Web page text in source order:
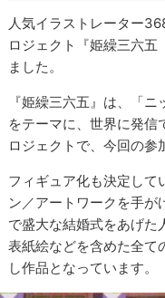
人気イラストレーター
ロジェクト『姫繰三六
ました。
『姫繰三六五』は、「
をテーマに、世界に発
ロジェクトで、今回の参
フィギュア化も決定して
ン／アートワークを手が
で盛大な結婚式をあげた
表紙絵などを含めた全て
し作品となっています。